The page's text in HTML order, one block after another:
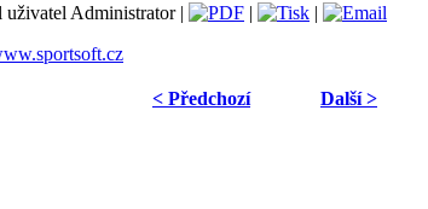
uživatel Administrator | |
|
< Předchozí Další >